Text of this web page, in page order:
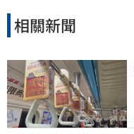
相關新聞